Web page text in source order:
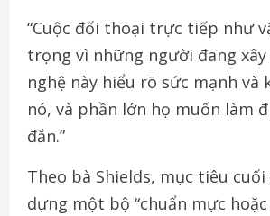
“Cuộc đối thoại trực tiếp như
trọng vì những người đang
nghệ này hiểu rõ sức mạnh và
nó, và phần lớn họ muốn làm
đắn.”
Theo bà Shields, mục tiêu cuối
dựng một bộ “chuẩn mực